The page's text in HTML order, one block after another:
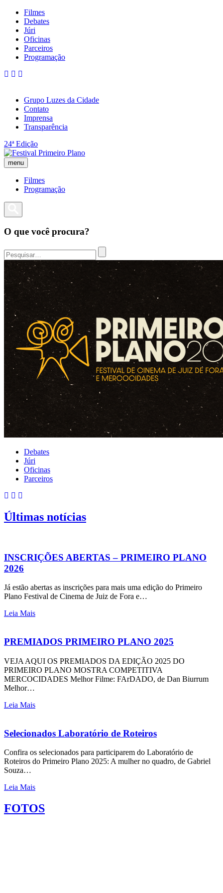
Filmes
Debates
Júri
Oficinas
Parceiros
Programação
Grupo Luzes da Cidade
Contato
Imprensa
Transparência
24ª Edição
menu
Filmes
Programação
O que você procura?
Debates
Júri
Oficinas
Parceiros
Últimas notícias
INSCRIÇÕES ABERTAS – PRIMEIRO PLANO
2026
Já estão abertas as inscrições para mais uma edição do Primeiro
Plano Festival de Cinema de Juiz de Fora e…
Leia Mais
PREMIADOS PRIMEIRO PLANO 2025
VEJA AQUI OS PREMIADOS DA EDIÇÃO 2025 DO
PRIMEIRO PLANO MOSTRA COMPETITIVA
MERCOCIDADES Melhor Filme: FArDADO, de Dan Biurrum
Melhor…
Leia Mais
Selecionados Laboratório de Roteiros
Confira os selecionados para participarem do Laboratório de
Roteiros do Primeiro Plano 2025: A mulher no quadro, de Gabriel
Souza…
Leia Mais
FOTOS